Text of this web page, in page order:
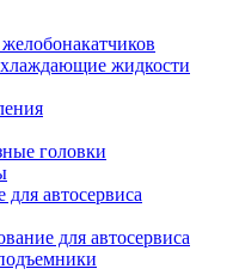
жидкости
головки
автосервиса
для автосервиса